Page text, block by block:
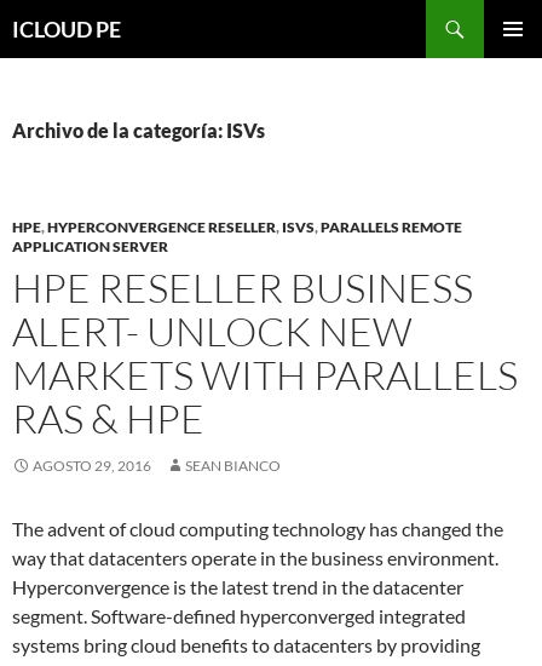
hacia
ICLOUD PE
Archivo de la categoría: ISVs
HPE,HYPERCONVERGENCE RESELLER, ISVS,PARALLELS REMOTE
APPLICATION SERVER
HPE RESELLER BUSINESS
ALERT- UNLOCK NEW
MARKETS WITH PARALLELS
RAS & HPE
AGOSTO 29, 2016 SEAN BIANCO
The advent of cloud computing technology has changed the
way that datacenters operate in the business environment.
Hyperconvergence is the latest trend in the datacenter
segment. Software-defined hyperconverged integrated
systems bring cloud benefits to datacenters by providing